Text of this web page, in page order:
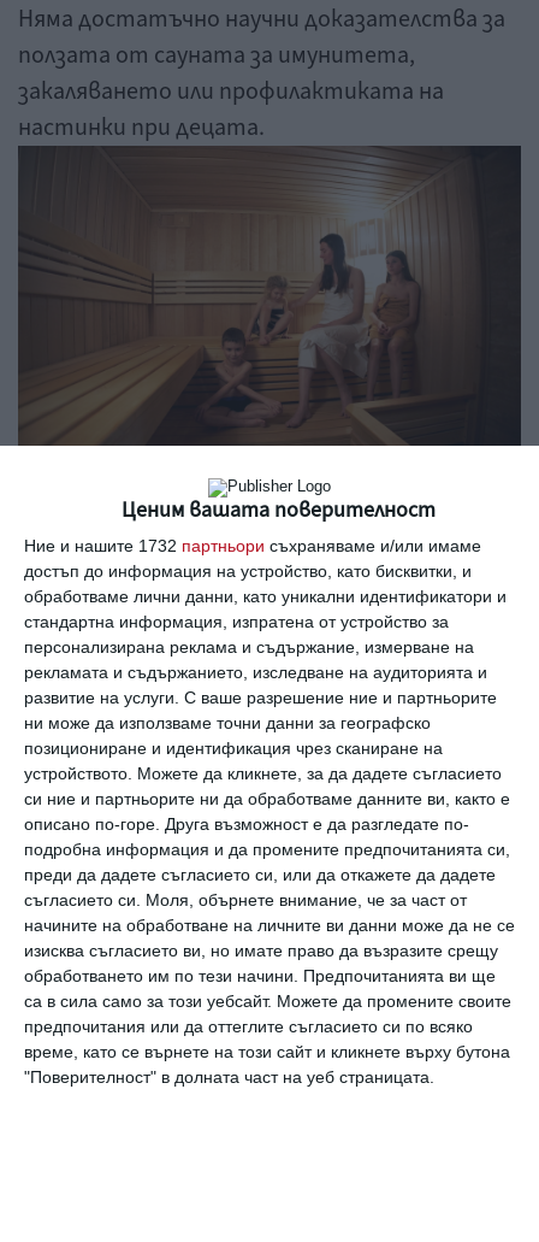
Ценим вашата поверителност
Ние и нашите 1732 партньори съхраняваме и/или имаме
достъп до информация на устройство, като бисквитки, и
обработваме лични данни, като уникални идентификатори и
стандартна информация, изпратена от устройство за
персонализирана реклама и съдържание, измерване на
рекламата и съдържанието, изследване на аудиторията и
развитие на услуги. С ваше разрешение ние и партньорите
ни може да използваме точни данни за географско
позициониране и идентификация чрез сканиране на
устройството. Можете да кликнете, за да дадете съгласието
си ние и партньорите ни да обработваме данните ви, както е
описано по-горе. Друга възможност е да разгледате по-
подробна информация и да промените предпочитанията си,
преди да дадете съгласието си, или да откажете да дадете
съгласието си. Моля, обърнете внимание, че за част от
начините на обработване на личните ви данни може да не се
изисква съгласието ви, но имате право да възразите срещу
обработването им по тези начини. Предпочитанията ви ще
са в сила само за този уебсайт. Можете да промените своите
предпочитания или да оттеглите съгласието си по всяко
време, като се върнете на този сайт и кликнете върху бутона
"Поверителност" в долната част на уеб страницата.
Няма достатъчно научни доказателства за
ползата от сауната за имунитета,
закаляването или профилактиката на
настинки при децата.
Семейство в сауна . Снимка: Shutterstock
Сауната не укрепва имунната система сама
по себе си и не намалява риска от остри
респираторни вирусни инфекции.
Много по-важни за здравето на детето са:
- редовният и достатъчен сън,
- физическата активност,
- разходките,
- балансираното хранене,
- ваксинациите,